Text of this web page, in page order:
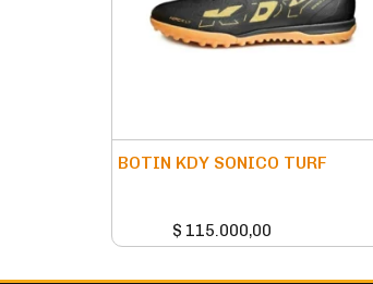
BOTIN KDY SONICO TURF
$ 115.000,00